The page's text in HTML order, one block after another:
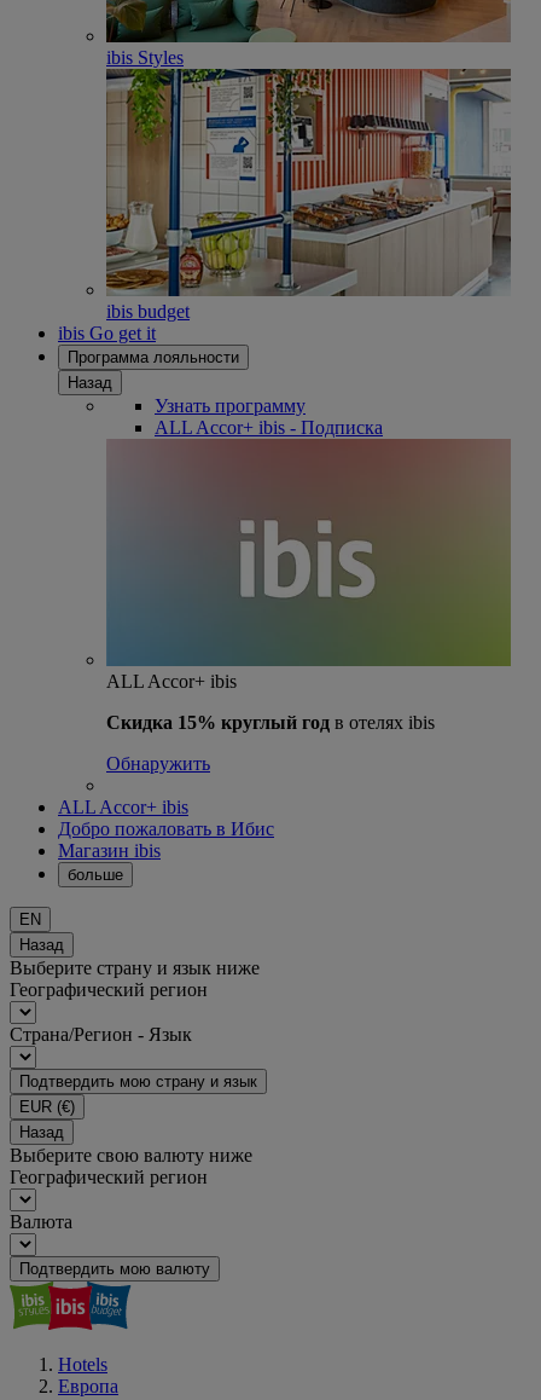
ibis Styles
ibis budget
ibis Go get it
Программа лояльности
Назад
Узнать программу
ALL Accor+ ibis - Подписка
ALL Accor+ ibis
Скидка 15% круглый год в отелях ibis
Обнаружить
ALL Accor+ ibis
Добро пожаловать в Ибис
Магазин ibis
больше
EN
Назад
Выберите страну и язык ниже
Географический регион
Страна/Регион - Язык
Подтвердить мою страну и язык
EUR (€)
Назад
Выберите свою валюту ниже
Географический регион
Валюта
Подтвердить мою валюту
Hotels
Европа